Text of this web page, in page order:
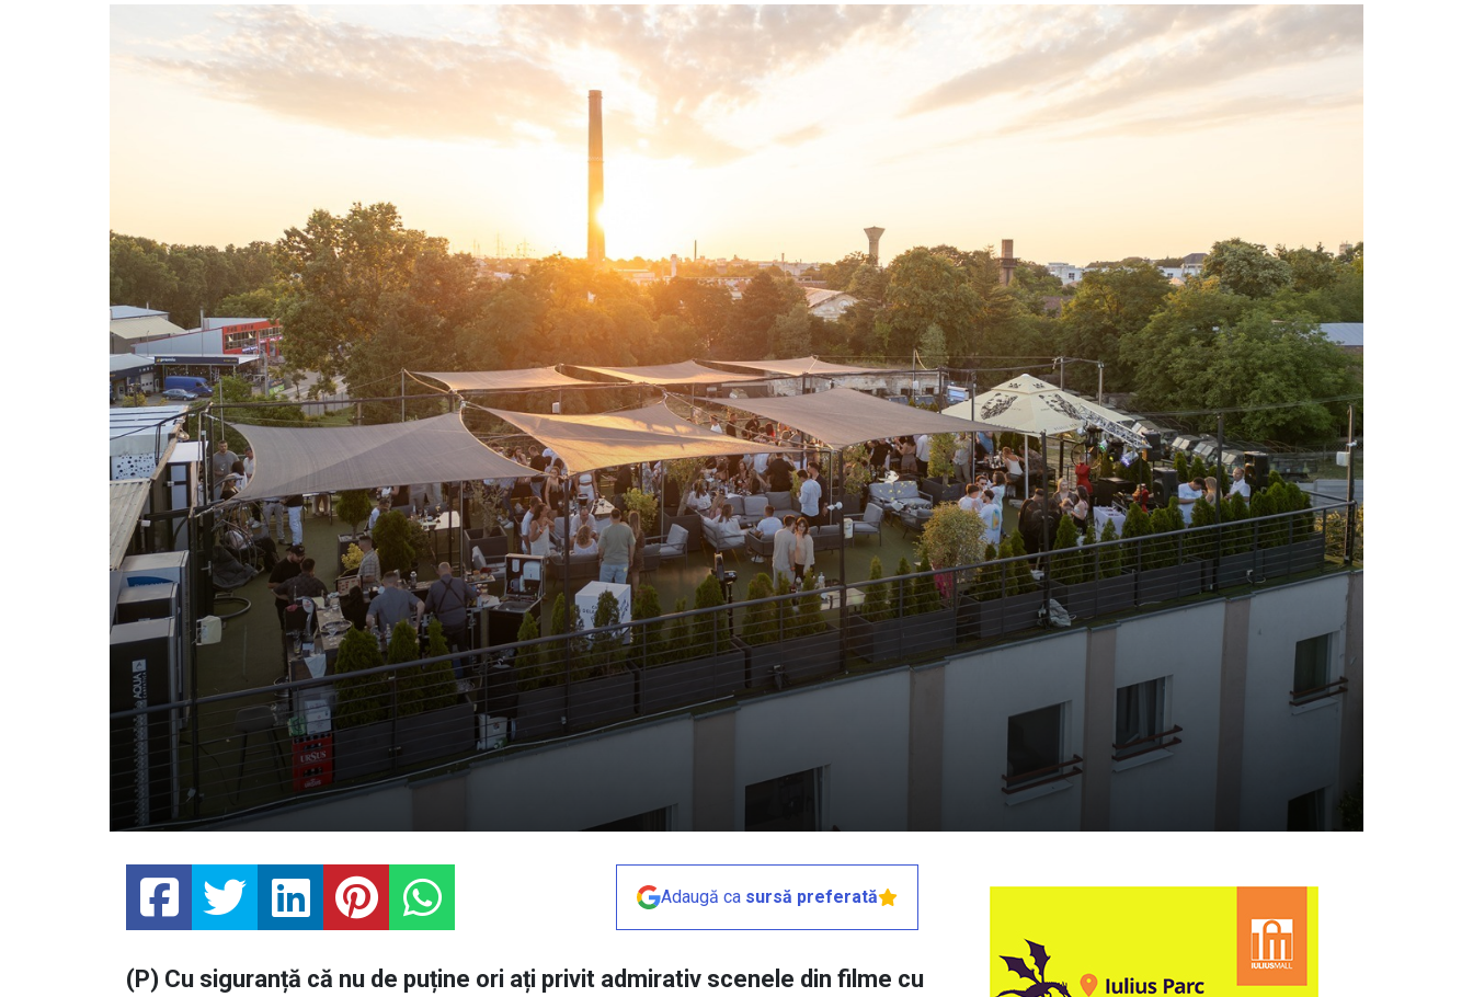
Adaugă ca sursă preferată
(P) Cu siguranță că nu de puține ori ați privit admirativ scenele din filme cu